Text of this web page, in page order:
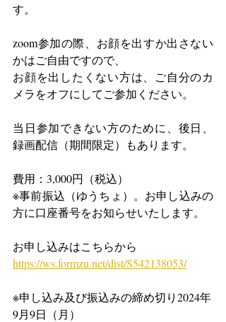
す。
zoom参加の際、お顔を出すか出さない
かはご自由ですので、
お顔を出したくない方は、ご自分のカ
メラをオフにしてご参加ください。
当日参加できない方のために、後日、
録画配信（期間限定）もあります。
費用：3,000円（税込）
※事前振込（ゆうちょ）。お申し込みの
方に口座番号をお知らせいたします。
お申し込みはこちらから
https://ws.formzu.net/dist/S542138053/
※申し込み及び振込みの締め切り2024年
9月9日（月）